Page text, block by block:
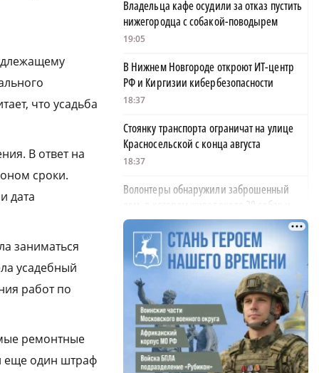
что усадьба
В ответ на
сроки.
дата
заниматься
усадебный
работ по
ремонтные
еще один штраф
Владельца кафе осудили за отказ пустить
нижегородца с собакой-поводырем
19:05
В Нижнем Новгороде откроют ИТ-центр
РФ и Киргизии кибербезопасности
18:37
Стоянку транспорта ограничат на улице
Красносельской с конца августа
18:37
Волонтеры обнаружили заброшенный
дом, в котором живет около 20 собак и
щенков
18:02
В Нижегородской области наградили
более 40 организаций к Дню строителя
17:57
Садыр Жапаров и Глеб Никитин провели
рабочую встречу в Киргизии
17:38